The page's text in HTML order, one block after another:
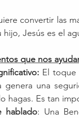
convertir las
hijo, Jesús es el
que nos
El toque
genera una
hagas. Es tan
hablado: Una